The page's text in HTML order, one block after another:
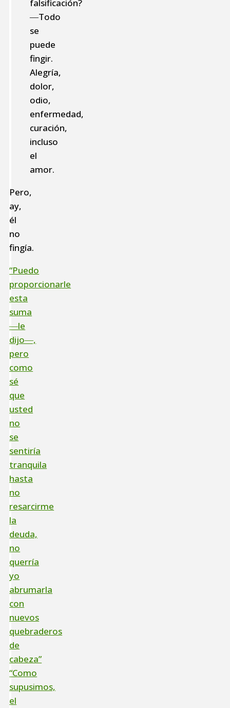
falsificación?
―Todo
se
puede
fingir.
Alegría,
dolor,
odio,
enfermedad,
curación,
incluso
el
amor.
Pero,
ay,
él
no
fingía.
“Puedo
proporcionarle
esta
suma
―le
dijo―,
pero
como
sé
que
usted
no
se
sentiría
tranquila
hasta
no
resarcirme
la
deuda,
no
querría
yo
abrumarla
con
nuevos
quebraderos
de
cabeza”
“Como
supusimos,
el